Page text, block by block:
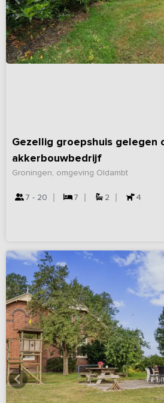
Gezellig groepshuis gelegen
akkerbouwbedrijf
Groningen, omgeving Oldambt
7 - 20 7 2 4